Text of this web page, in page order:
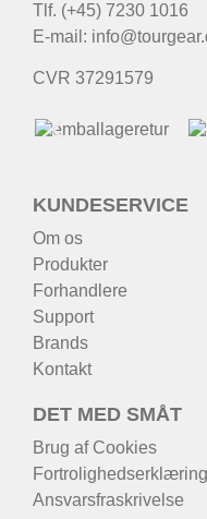
Tlf. (+45) 7230 1016
E-mail:
CVR 37291579
KUNDESERVICE
Om os
Produkter
Forhandlere
Support
Brands
Kontakt
DET MED SMÅT
Brug af Cookies
Fortrolighedserklæring
Ansvarsfraskrivelse